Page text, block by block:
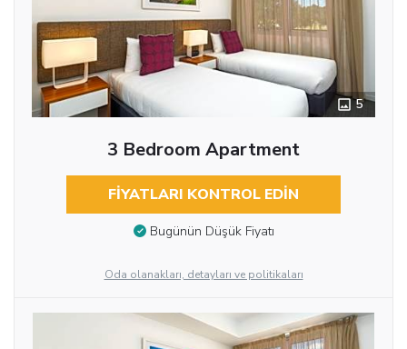
5
3 Bedroom Apartment
FIYATLARI KONTROL EDIN
Bugünün Düşük Fiyatı
Oda olanakları, detayları ve politikaları